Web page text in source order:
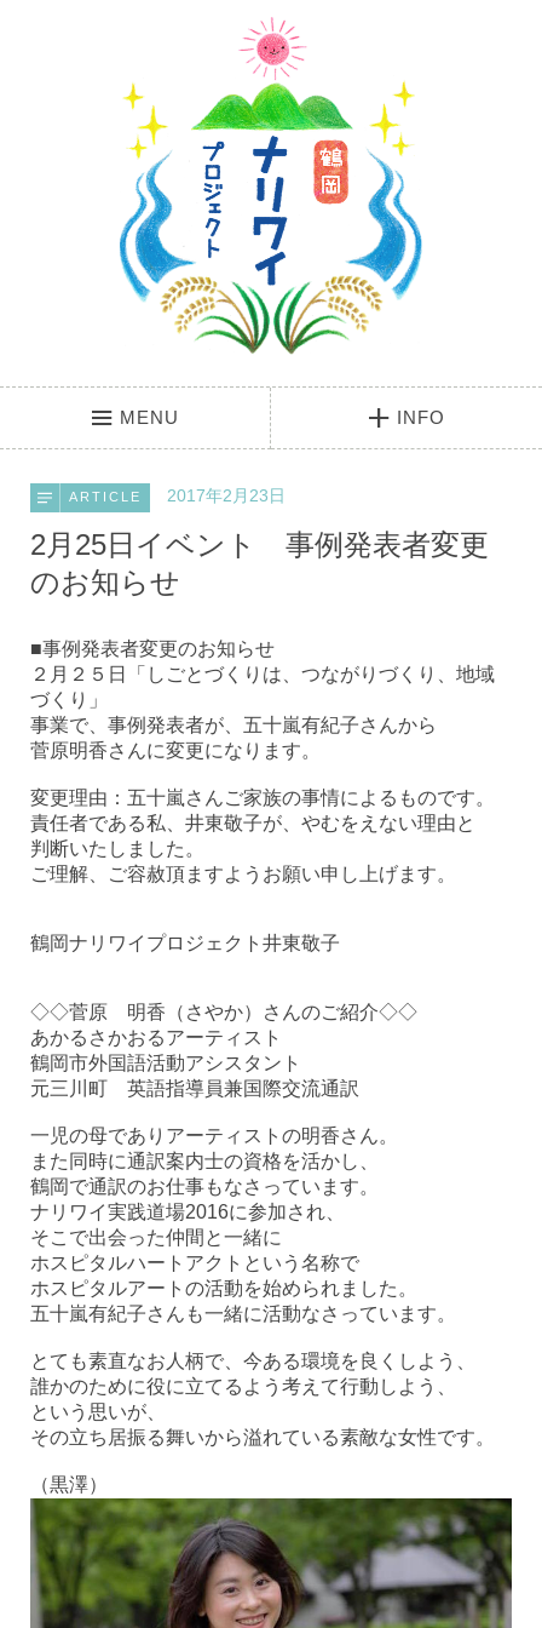
MENU INFO
ARTICLE 2017年2月23日
2月25日イベント 事例発表者変更
のお知らせ
■事例発表者変更のお知らせ
２月２５日「しごとづくりは、つながりづくり、地域
づくり」
事業で、事例発表者が、五十嵐有紀子さんから
菅原明香さんに変更になります。
変更理由：五十嵐さんご家族の事情によるものです。
責任者である私、井東敬子が、やむをえない理由と
判断いたしました。
ご理解、ご容赦頂ますようお願い申し上げます。
鶴岡ナリワイプロジェクト井東敬子
◇◇菅原 明香（さやか）さんのご紹介◇◇
あかるさかおるアーティスト
鶴岡市外国語活動アシスタント
元三川町 英語指導員兼国際交流通訳
一児の母でありアーティストの明香さん。
また同時に通訳案内士の資格を活かし、
鶴岡で通訳のお仕事もなさっています。
ナリワイ実践道場2016に参加され、
そこで出会った仲間と一緒に
ホスピタルハートアクトという名称で
ホスピタルアートの活動を始められました。
五十嵐有紀子さんも一緒に活動なさっています。
とても素直なお人柄で、今ある環境を良くしよう、
誰かのために役に立てるよう考えて行動しよう、
という思いが、
その立ち居振る舞いから溢れている素敵な女性です。
（黒澤）